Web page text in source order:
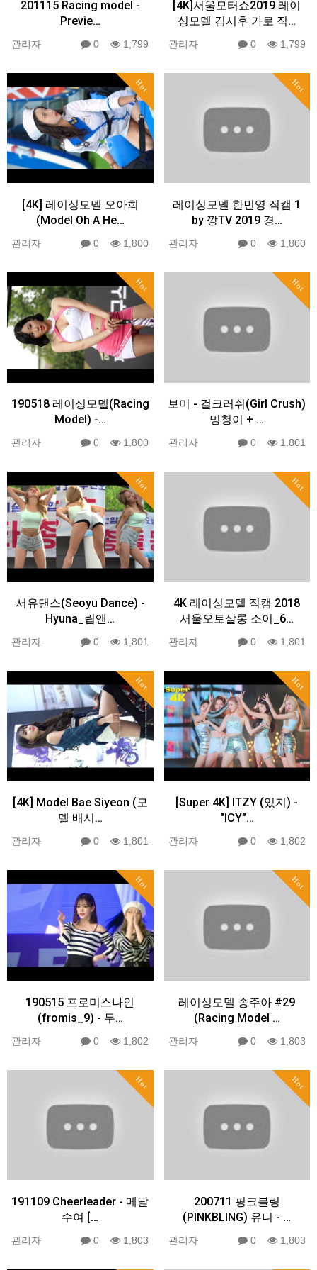
201115 Racing model -
Previe…
관리자 0 1,799
[4K]서울모터쇼2019 레이
싱모델 김시후 가로 직…
관리자 0 1,799
Hot
[4K] 레이싱모델 오아희
(Model Oh A He…
관리자 0 1,800
Hot
레이싱모델 한민영 직캠 1
by 깡TV 2019 경…
관리자 0 1,800
Hot
190518 레이싱모델(Racing
Model) -…
관리자 0 1,800
Hot
보미 - 걸크러쉬(Girl Crush)
멍청이 + …
관리자 0 1,801
Hot
서유댄스(Seoyu Dance) -
Hyuna_립앤…
관리자 0 1,801
Hot
4K 레이싱모델 직캠 2018
서울오토살롱 소이_6…
관리자 0 1,801
Hot
[4K] Model Bae Siyeon (모
델 배시…
관리자 0 1,801
Hot
[Super 4K] ITZY (있지) -
"ICY"…
관리자 0 1,802
Hot
190515 프로미스나인
(fromis_9) - 두…
관리자 0 1,802
Hot
레이싱모델 송주아 #29
(Racing Model …
관리자 0 1,803
Hot
191109 Cheerleader - 메달
수여 […
관리자 0 1,803
Hot
200711 핑크블링
(PINKBLING) 유니 - …
관리자 0 1,803